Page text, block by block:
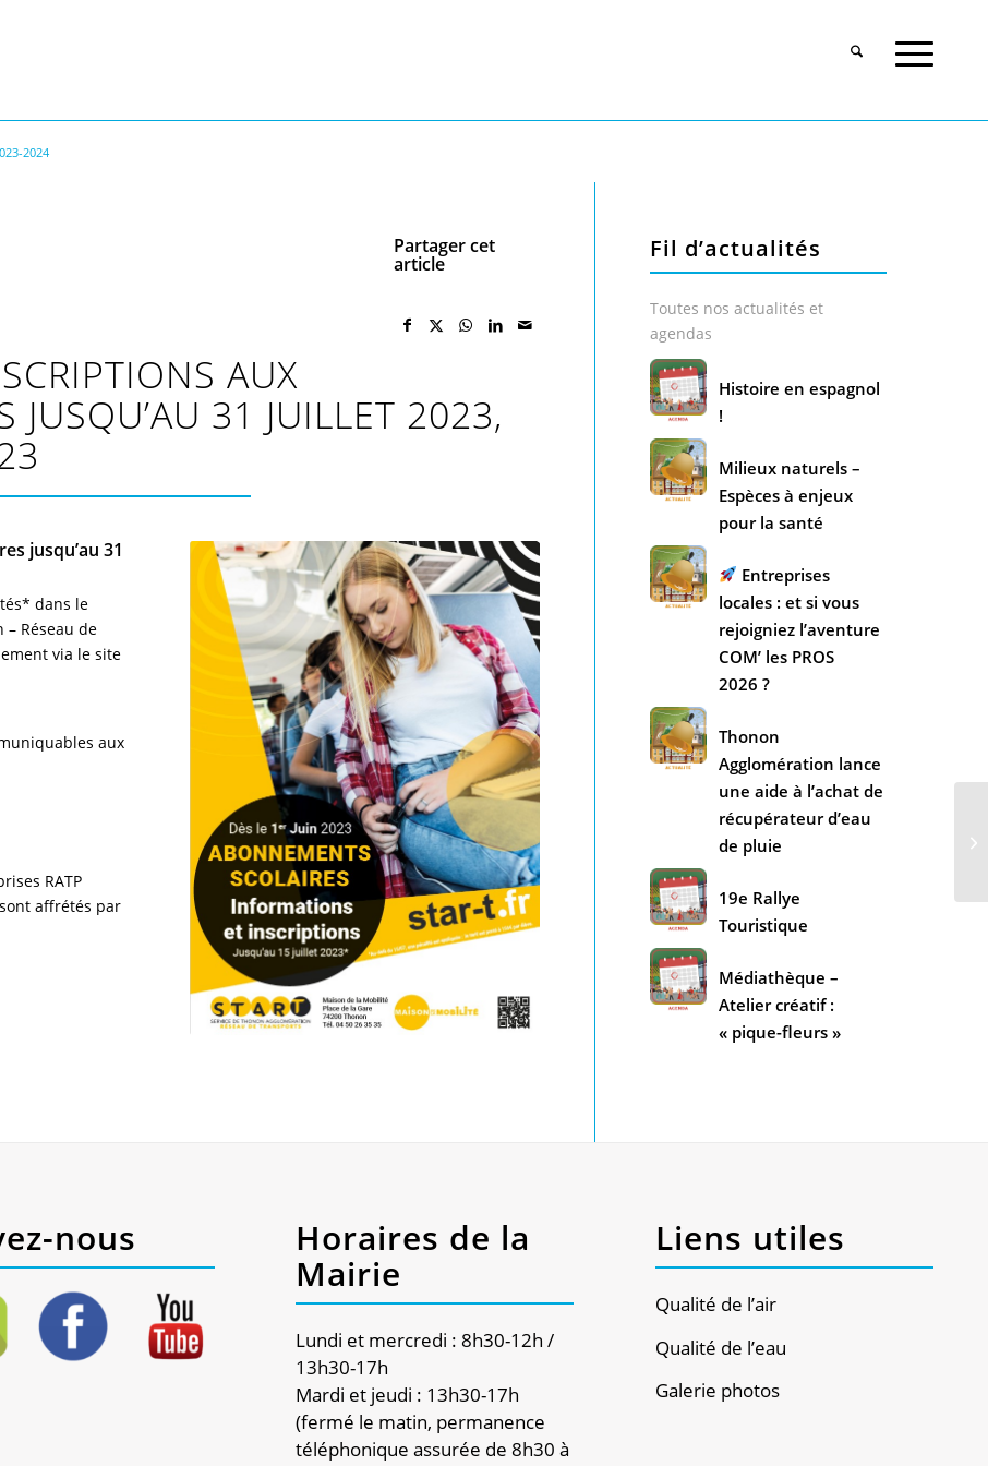
2024
Partager cet
article
AUX
JUSQU’AU 31 JUILLET 2023,
jusqu’au 31
dans le
– Réseau de
via le site
aux
RATP
affrétés par
Fil d’actualités
Toutes nos actualités et
agendas
Histoire en espagnol
!
Milieux naturels –
Espèces à enjeux
pour la santé
Entreprises
locales : et si vous
rejoigniez l’aventure
COM’ les PROS
2026 ?
Thonon
Agglomération lance
une aide à l’achat de
récupérateur d’eau
de pluie
19e Rallye
Touristique
Médiathèque –
Atelier créatif :
« pique-fleurs »
nous
Horaires de la
Mairie
Lundi et mercredi : 8h30-12h /
13h30-17h
Mardi et jeudi : 13h30-17h
(fermé le matin, permanence
téléphonique assurée de 8h30 à
Liens utiles
Qualité de l’air
Qualité de l’eau
Galerie photos